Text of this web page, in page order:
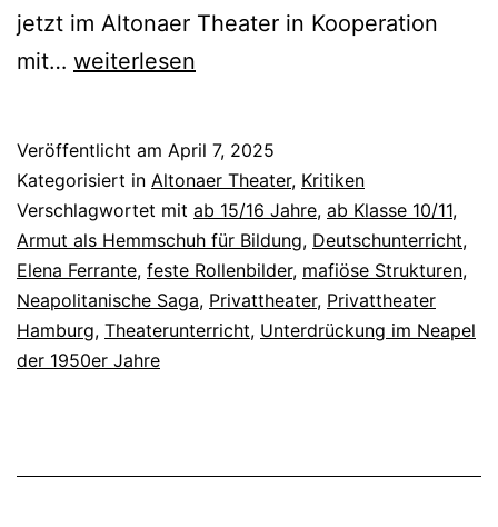
jetzt im Altonaer Theater in Kooperation
mit… Meine
weiterlesen
Veröffentlicht am April 7, 2025
Kategorisiert in Altonaer Theater, Kritiken
Verschlagwortet mit ab 15/16 Jahre, ab Klasse 10/11,
Armut als Hemmschuh für Bildung, Deutschunterricht,
Elena Ferrante, feste Rollenbilder, mafiöse Strukturen,
Neapolitanische Saga, Privattheater, Privattheater
Hamburg, Theaterunterricht, Unterdrückung im Neapel
der 1950er Jahre